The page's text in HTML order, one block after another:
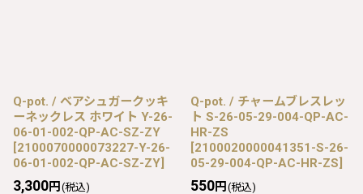
Q-pot. / ベアシュガークッキ
ーネックレス ホワイト Y-26-
06-01-002-QP-AC-SZ-ZY
[2100070000073227-Y-26-
06-01-002-QP-AC-SZ-ZY]
3,300円 (税込)
Q-pot. / チャームブレスレッ
ト S-26-05-29-004-QP-AC-
HR-ZS
[2100020000041351-S-26-
05-29-004-QP-AC-HR-ZS]
550円 (税込)